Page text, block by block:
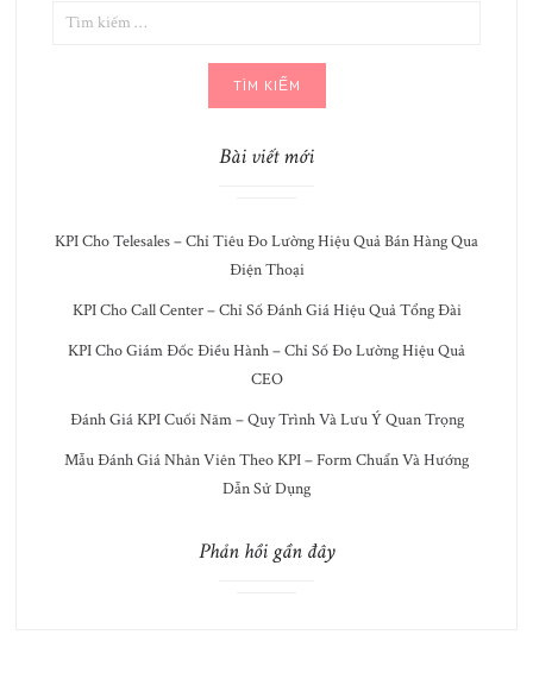
KIẾM
Bài viết mới
KPI Cho Telesales – Chỉ Tiêu Đo Lường Hiệu Quả Bán Hàng Qua
Điện Thoại
KPI Cho Call Center – Chỉ Số Đánh Giá Hiệu Quả Tổng Đài
KPI Cho Giám Đốc Điều Hành – Chỉ Số Đo Lường Hiệu Quả
CEO
Đánh Giá KPI Cuối Năm – Quy Trình Và Lưu Ý Quan Trọng
Mẫu Đánh Giá Nhân Viên Theo KPI – Form Chuẩn Và Hướng
Dẫn Sử Dụng
Phản hồi gần đây